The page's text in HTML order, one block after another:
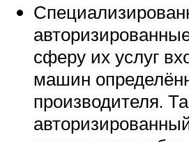
сферу их услуг
машин
производителя.